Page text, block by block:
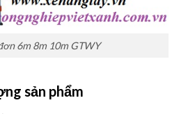
6m 8m 10m GTWY
sản phẩm